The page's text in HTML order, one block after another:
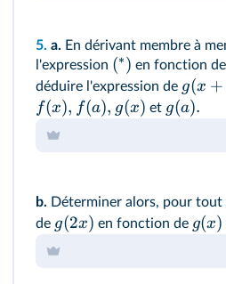
5. a. En dérivant membre à
l'expression (∗) en fonction
déduire l'expression de g(x +
f(x), f(a), g(x) et g(a).
b. Déterminer alors, pour tout
de g(2x) en fonction de g(x)